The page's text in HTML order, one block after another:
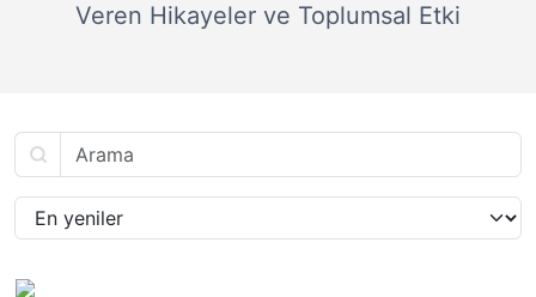
Veren Hikayeler ve Toplumsal Etki